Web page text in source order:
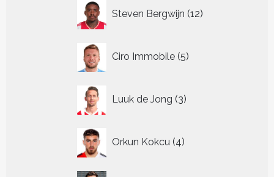
Steven Bergwijn 12
producten
Ciro Immobile 5
producten
Luuk de Jong 3
producten
Orkun Kokcu 4
producten